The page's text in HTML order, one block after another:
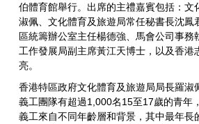
伯體育館舉行。出席的主禮嘉賓包括：文
淑佩、文化體育及旅遊局常任秘書長沈鳳
區統籌辦公室主任楊德強、馬會公司事務
工作發展局副主席黃江天博士，以及香港
亮。
香港特區政府文化體育及旅遊局局長羅淑
義工團隊有超過1,000名15至17歲的青年
義工來自不同年齡層和背景，其中最年長